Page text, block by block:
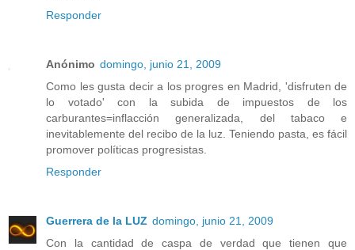
Responder
Anónimo domingo, junio 21, 2009
Como les gusta decir a los progres en Madrid, 'disfruten de
lo votado' con la subida de impuestos de los
carburantes=inflacción generalizada, del tabaco e
inevitablemente del recibo de la luz. Teniendo pasta, es fácil
promover políticas progresistas.
Responder
Guerrera de la LUZ domingo, junio 21, 2009
Con la cantidad de caspa de verdad que tienen que